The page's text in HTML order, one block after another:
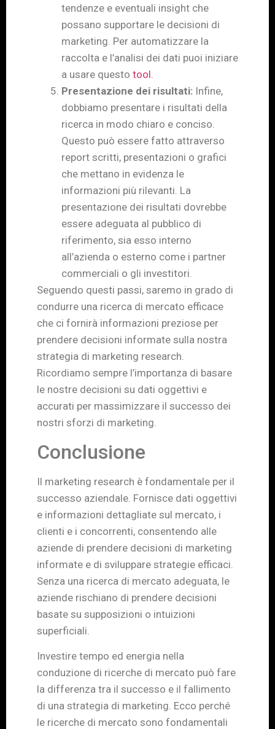
tendenze e eventuali insight che
possano supportare le decisioni di
marketing. Per automatizzare la
raccolta e l’analisi dei dati puoi iniziare
a usare questo tool.
Presentazione dei risultati: Infine,
dobbiamo presentare i risultati della
ricerca in modo chiaro e conciso.
Questo può essere fatto attraverso
report scritti, presentazioni o grafici
che mettano in evidenza le
informazioni più rilevanti. La
presentazione dei risultati dovrebbe
essere adeguata al pubblico di
riferimento, sia esso interno
all’azienda o esterno come i partner
commerciali o gli investitori.
Seguendo questi passi, saremo in grado di
condurre una ricerca di mercato efficace
che ci fornirà informazioni preziose per
prendere decisioni informate sulla nostra
strategia di marketing research.
Ricordiamo sempre l’importanza di basare
le nostre decisioni su dati oggettivi e
accurati per massimizzare il successo dei
nostri sforzi di marketing.
Conclusione
Il marketing research è fondamentale per il
successo aziendale. Fornisce dati oggettivi
e informazioni dettagliate sul mercato, i
clienti e i concorrenti, consentendo alle
aziende di prendere decisioni di marketing
informate e di sviluppare strategie efficaci.
Senza una ricerca di mercato adeguata, le
aziende rischiano di prendere decisioni
basate su supposizioni o intuizioni
superficiali.
Investire tempo ed energia nella
conduzione di ricerche di mercato può fare
la differenza tra il successo e il fallimento
di una strategia di marketing. Ecco perché
le ricerche di mercato sono fondamentali